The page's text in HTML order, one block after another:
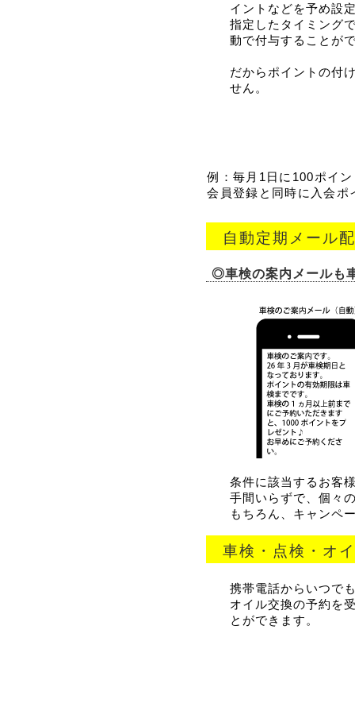
イントなどを予め設
指定したタイミング
動で付与することが
だからポイントの付
せん。
例：毎月1日に100ポイ
会員登録と同時に入会
自動定期メール
◎車検の案内メールも
条件に該当するお客
手間いらずで、個々
もちろん、キャンペ
車検・点検・オ
携帯電話からいつで
オイル交換の予約を
とができます。